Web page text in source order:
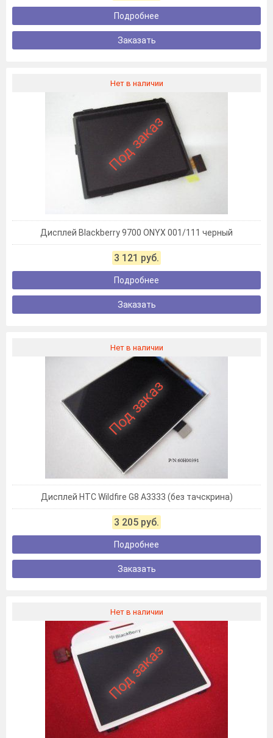
Подробнее
Заказать
Нет в наличии
Под заказ
Дисплей Blackberry 9700 ONYX 001/111 черный
3 121 руб.
Подробнее
Заказать
Нет в наличии
Под заказ
Дисплей HTC Wildfire G8 A3333 (без тачскрина)
3 205 руб.
Подробнее
Заказать
Нет в наличии
Под заказ